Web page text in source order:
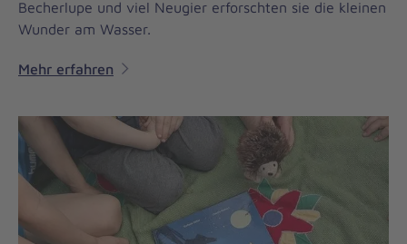
Becherlupe und viel Neugier erforschten sie die kleinen
Wunder am Wasser.
Mehr erfahren